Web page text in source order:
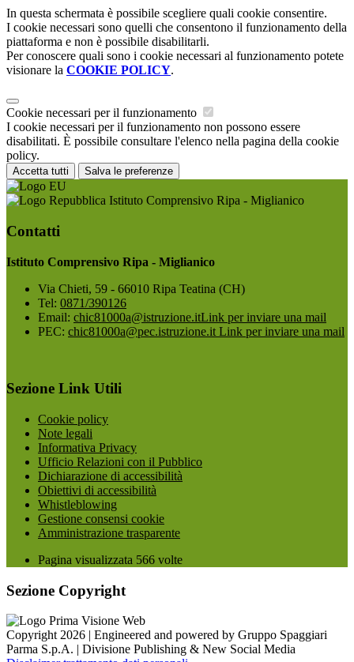
In questa schermata è possibile scegliere quali cookie consentire.
I cookie necessari sono quelli che consentono il funzionamento della
piattaforma e non è possibile disabilitarli.
Per conoscere quali sono i cookie necessari al funzionamento potete
visionare la COOKIE POLICY.
Cookie necessari per il funzionamento
I cookie necessari per il funzionamento non possono essere
disabilitati. È possibile consultare l'elenco nella pagina della cookie
policy.
Accetta tutti Salva le preferenze
Istituto Comprensivo Ripa - Miglianico
Contatti
Istituto Comprensivo Ripa - Miglianico
Via Chieti, 59 - 66010 Ripa Teatina (CH)
Tel: 0871/390126
Email: chic81000a@istruzione.itLink per inviare una mail
PEC: chic81000a@pec.istruzione.it Link per inviare una mail
Sezione Link Utili
Cookie policy
Note legali
Informativa Privacy
Ufficio Relazioni con il Pubblico
Dichiarazione di accessibilità
Obiettivi di accessibilità
Whistleblowing
Gestione consensi cookie
Amministrazione trasparente
Pagina visualizzata 566 volte
Sezione Copyright
Copyright 2026 | Engineered and powered by Gruppo Spaggiari
Parma S.p.A. | Divisione Publishing & New Social Media